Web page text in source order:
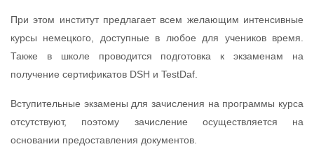
При этом институт предлагает всем желающим интенсивные
курсы немецкого, доступные в любое для учеников время.
Также в школе проводится подготовка к экзаменам на
получение сертификатов DSH и TestDaf.
Вступительные экзамены для зачисления на программы курса
отсутствуют, поэтому зачисление осуществляется на
основании предоставления документов.